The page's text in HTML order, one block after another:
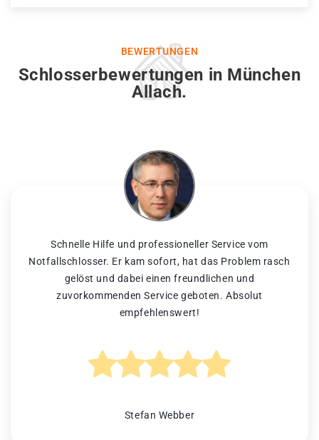
BEWERTUNGEN
Schlosserbewertungen in München
Allach.
Schnelle Hilfe und professioneller Service vom
Notfallschlosser. Er kam sofort, hat das Problem rasch
gelöst und dabei einen freundlichen und
zuvorkommenden Service geboten. Absolut
empfehlenswert!
Stefan Webber